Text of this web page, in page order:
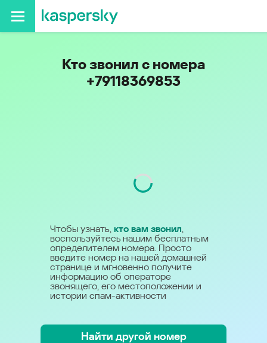
Кто звонил с номера
+79118369853
Чтобы узнать, кто вам звонил,
воспользуйтесь нашим бесплатным
определителем номера. Просто
введите номер на нашей домашней
странице и мгновенно получите
информацию об операторе
звонящего, его местоположении и
истории спам-активности
Найти другой номер